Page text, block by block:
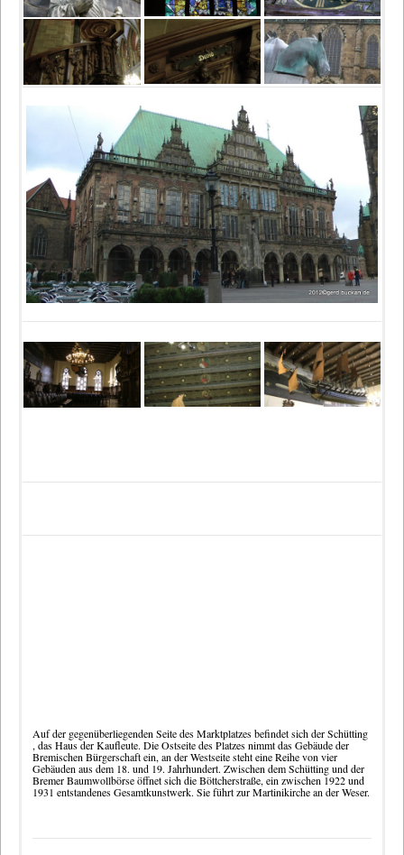
Auf der gegenüberliegenden Seite des Marktplatzes befindet sichder Schütting
, das Haus der Kaufleute. Die Ostseite des Platzes nimmt das Gebäude der
Bremischen Bürgerschaft ein, an der Westseite steht eine Reihe von vier
Gebäuden aus dem 18. und 19. Jahrhundert. Zwischen dem Schütting und der
Bremer Baumwollbörse öffnet sich die Böttcherstraße, ein zwischen 1922 und
1931 entstandenes Gesamtkunstwerk. Sie führt zur Martinikirche an der Weser.